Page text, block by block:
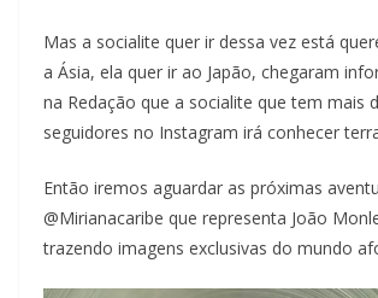
Mas a socialite quer ir dessa vez está
a Ásia, ela quer ir ao Japão, chegaram
na Redação que a socialite que tem mais
seguidores no Instagram irá conhecer
Então iremos aguardar as próximas
@Mirianacaribe que representa João
trazendo imagens exclusivas do mundo